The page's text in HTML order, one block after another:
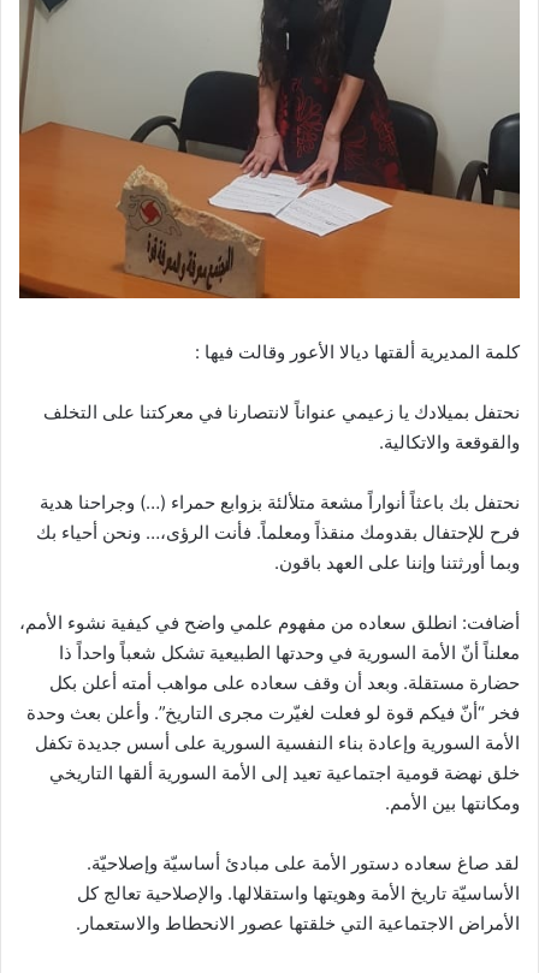
كلمة المديرية ألقتها ديالا الأعور وقالت فيها :
نحتفل بميلادك يا زعيمي عنواناً لانتصارنا في معركتنا على التخلف
والقوقعة والاتكالية.
نحتفل بك باعثاً أنواراً مشعة متلألئة بزوابع حمراء (…) وجراحنا هدية
فرح للإحتفال بقدومك منقذاً ومعلماً. فأنت الرؤى،… ونحن أحياء بك
وبما أورثتنا وإننا على العهد باقون.
أضافت: انطلق سعاده من مفهوم علمي واضح في كيفية نشوء الأمم،
معلناً أنّ الأمة السورية في وحدتها الطبيعية تشكل شعباً واحداً ذا
حضارة مستقلة. وبعد أن وقف سعاده على مواهب أمته أعلن بكل
فخر “أنّ فيكم قوة لو فعلت لغيّرت مجرى التاريخ”. وأعلن بعث وحدة
الأمة السورية وإعادة بناء النفسية السورية على أسس جديدة تكفل
خلق نهضة قومية اجتماعية تعيد إلى الأمة السورية ألقها التاريخي
ومكانتها بين الأمم.
لقد صاغ سعاده دستور الأمة على مبادئ أساسيّة وإصلاحيّة.
الأساسيّة تاريخ الأمة وهويتها واستقلالها. والإصلاحية تعالج كل
الأمراض الاجتماعية التي خلقتها عصور الانحطاط والاستعمار.